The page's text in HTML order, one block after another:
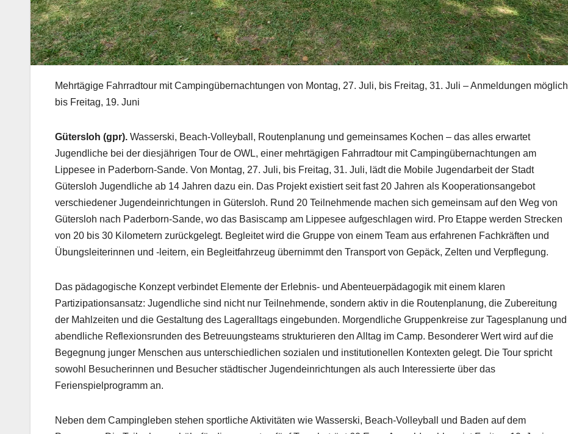
Mehrtägige Fahrradtour mit Campingübernachtungen von Montag, 27. Juli, bis Freitag, 31. Juli – Anmeldungen möglich
bis Freitag, 19. Juni
Gütersloh (gpr). Wasserski, Beach-Volleyball, Routenplanung und gemeinsames Kochen – das alles erwartet
Jugendliche bei der diesjährigen Tour de OWL, einer mehrtägigen Fahrradtour mit Campingübernachtungen am
Lippesee in Paderborn-Sande. Von Montag, 27. Juli, bis Freitag, 31. Juli, lädt die Mobile Jugendarbeit der Stadt
Gütersloh Jugendliche ab 14 Jahren dazu ein. Das Projekt existiert seit fast 20 Jahren als Kooperationsangebot
verschiedener Jugendeinrichtungen in Gütersloh. Rund 20 Teilnehmende machen sich gemeinsam auf den Weg von
Gütersloh nach Paderborn-Sande, wo das Basiscamp am Lippesee aufgeschlagen wird. Pro Etappe werden Strecken
von 20 bis 30 Kilometern zurückgelegt. Begleitet wird die Gruppe von einem Team aus erfahrenen Fachkräften und
Übungsleiterinnen und -leitern, ein Begleitfahrzeug übernimmt den Transport von Gepäck, Zelten und Verpflegung.
Das pädagogische Konzept verbindet Elemente der Erlebnis- und Abenteuerpädagogik mit einem klaren
Partizipationsansatz: Jugendliche sind nicht nur Teilnehmende, sondern aktiv in die Routenplanung, die Zubereitung
der Mahlzeiten und die Gestaltung des Lageralltags eingebunden. Morgendliche Gruppenkreise zur Tagesplanung und
abendliche Reflexionsrunden des Betreuungsteams strukturieren den Alltag im Camp. Besonderer Wert wird auf die
Begegnung junger Menschen aus unterschiedlichen sozialen und institutionellen Kontexten gelegt. Die Tour spricht
sowohl Besucherinnen und Besucher städtischer Jugendeinrichtungen als auch Interessierte über das
Ferienspielprogramm an.
Neben dem Campingleben stehen sportliche Aktivitäten wie Wasserski, Beach-Volleyball und Baden auf dem